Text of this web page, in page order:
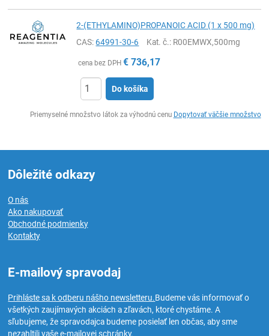
2-(ETHYLAMINO)PROPANOIC ACID (1 x 500 mg)
CAS:64991-30-6 Kat. č.: R00EMWX,500mg
cena bez DPH € 736,17
Do košíka
Priemyselné množstvo látok za výhodnú cenu Dopytovať väčšie množstvo
Dôležité odkazy
O nás
Ako nakupovať
Obchodné podmienky
Kontakty
E-mailový spravodaj
Prihláste sa k odberu nášho newsletteru.Budeme vás informovať o
všetkých zaujímavých akciách a zľavách, ktoré chystáme. A
sľubujeme, že spravodajca budeme posielať len občas, aby sme
nezahltili vaše e-mailovej schránky.